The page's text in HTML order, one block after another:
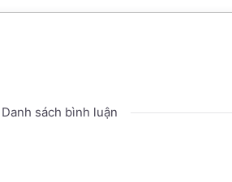
Danh sách bình luận